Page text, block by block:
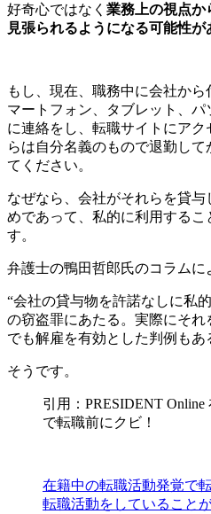
好奇心ではなく 業務上の視点か
見張られるようになる可能性が
もし、現在、職務中に会社か
マートフォン、タブレット、パ
に連絡をし、転職サイトにア
らは自分名義のもので退勤して
てください。
なぜなら、会社がそれらを貸
めであって、私的に利用する
す。
弁護士の鴨田哲郎氏のコラムに
“会社の貸与物を許諾なしに私
の窃盗罪にあたる。実際にそれ
でも解雇を有効とした判例もあ
そうです。
引用：PRESIDENT
で転職前にクビ！
在籍中の転職活動発覚で
転職活動をしていること